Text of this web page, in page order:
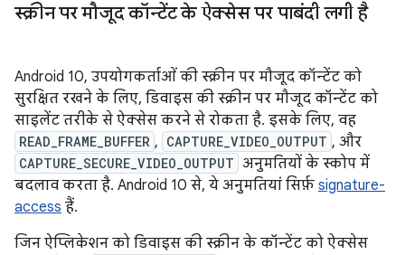
स्क्रीन पर मौजूद कॉन्टेंट के ऐक्सेस पर पाबंदी लगी है
Android 10, उपयोगकर्ताओं की स्क्रीन पर मौजूद कॉन्टेंट को
सुरक्षित रखने के लिए, डिवाइस की स्क्रीन पर मौजूद कॉन्टेंट को
साइलेंट तरीके से ऐक्सेस करने से रोकता है. इसके लिए, वह
READ_FRAME_BUFFER , CAPTURE_VIDEO_OUTPUT , और
CAPTURE_SECURE_VIDEO_OUTPUT अनुमतियों के स्कोप में
बदलाव करता है. Android 10 से, ये अनुमतियां सिर्फ़ signature-
access हैं.
जिन ऐप्लिकेशन को डिवाइस की स्क्रीन के कॉन्टेंट को ऐक्सेस